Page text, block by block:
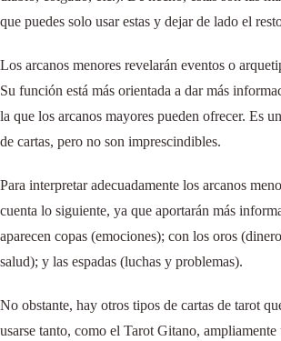
que puedes solo usar estas y dejar de lado el
Los arcanos menores revelarán eventos o
Su función está más orientada a dar más
la que los arcanos mayores pueden ofrecer. Es
de cartas, pero no son imprescindibles.
Para interpretar adecuadamente los arcanos
cuenta lo siguiente, ya que aportarán más
aparecen copas (emociones); con los oros
salud); y las espadas (luchas y problemas).
No obstante, hay otros tipos de cartas de tarot
usarse tanto, como el Tarot Gitano,